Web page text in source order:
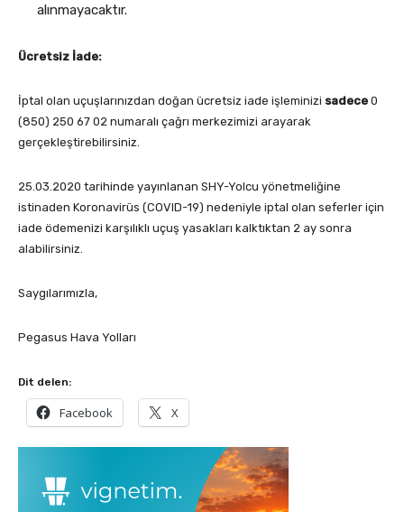
alınmayacaktır.
Ücretsiz İade:
İptal olan uçuşlarınızdan doğan ücretsiz iade işleminizi sadece 0
(850) 250 67 02 numaralı çağrı merkezimizi arayarak
gerçekleştirebilirsiniz.
25.03.2020 tarihinde yayınlanan SHY-Yolcu yönetmeliğine
istinaden Koronavirüs (COVID-19) nedeniyle iptal olan seferler için
iade ödemenizi karşılıklı uçuş yasakları kalktıktan 2 ay sonra
alabilirsiniz.
Saygılarımızla,
Pegasus Hava Yolları
Dit delen:
Facebook X